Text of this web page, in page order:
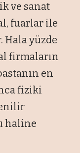
ve sanat
fuarlar ile
Hala yüzde
firmaların
en
fiziki
haline